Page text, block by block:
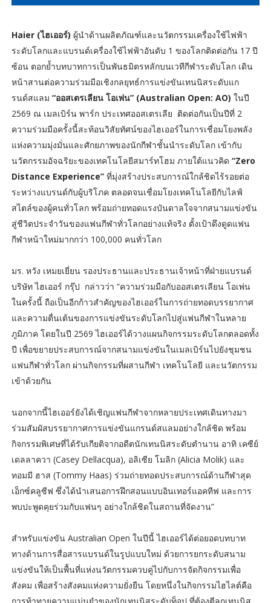
Haier (ไฮเออร์) ผู้นำด้านผลิตภัณฑ์และนวัตกรรมเครื่องใช้ไฟฟ้า
ระดับโลกและแบรนด์เครื่องใช้ไฟฟ้าอันดับ 1 ของโลกติดต่อกัน 17 ปี
ซ้อน ตอกย้ำบทบาทการเป็นพันธมิตรหลักบนเวทีกีฬาระดับโลก เดิน
หน้าสานต่อความร่วมมือเชิงกลยุทธ์การแข่งขันเทนนิสระดับแก
รนด์สแลม “ออสเตรเลียน โอเพ่น” (Australian Open: AO) ในปี
2569 ณ เมลเบิร์น พาร์ก ประเทศออสเตรเลีย ติดต่อกันเป็นปีที่ 2
ความร่วมมือครั้งนี้สะท้อนวิสัยทัศน์ของไฮเออร์ในการเชื่อมโยงพลัง
แห่งความมุ่งมั่นและศักยภาพของนักกีฬาชั้นนำระดับโลก เข้ากับ
นวัตกรรมอัจฉริยะของเทคโนโลยีสมาร์ทโฮม ภายใต้แนวคิด “Zero
Distance Experience”ที่มุ่งสร้างประสบการณ์ใกล้ชิดไร้รอยต่อ
ระหว่างแบรนด์กับผู้บริโภค ตลอดจนเชื่อมโยงเทคโนโลยีกับไลฟ์
สไตล์ของผู้คนทั่วโลก พร้อมถ่ายทอดแรงบันดาลใจจากสนามแข่งขัน
สู่ชีวิตประจำวันของแฟนกีฬาทั่วโลกอย่างแท้จริง ตั้งเป้าดึงดูดแฟน
กีฬาหน้าใหม่มากกว่า 100,000 คนทั่วโลก
มร. หวัง เหมยเยี่ยน รองประธานและประธานเจ้าหน้าที่ฝ่ายแบรนด์
บริษัท ไฮเออร์ กรุ๊ป กล่าวว่า “ความร่วมมือกับออสเตรเลียน โอเพ่น
ในครั้งนี้ ถือเป็นอีกก้าวสำคัญของไฮเออร์ในการถ่ายทอดบรรยากาศ
และความตื่นเต้นของการแข่งขันระดับโลกไปสู่แฟนกีฬาในหลาย
ภูมิภาค โดยในปี 2569 ไฮเออร์ได้วางแผนกิจกรรมระดับโลกตลอดทั้ง
ปี เพื่อขยายประสบการณ์จากสนามแข่งขันในเมลเบิร์นไปยังชุมชน
แฟนกีฬาทั่วโลก ผ่านกิจกรรมที่ผสานกีฬา เทคโนโลยี และนวัตกรรม
เข้าด้วยกัน
นอกจากนี้ไฮเออร์ยังได้เชิญแฟนกีฬาจากหลายประเทศเดินทางมา
ร่วมสัมผัสบรรยากาศการแข่งขันแกรนด์สแลมอย่างใกล้ชิด พร้อม
กิจกรรมพิเศษที่ได้รับเกียติจากอดีตนักเทนนิสระดับตำนาน อาทิ เคซีย์
เดลลาควา (Casey Dellacqua), อลิเซีย โมลิก (Alicia Molik) และ
ทอมมี ฮาส (Tommy Haas) ร่วมถ่ายทอดประสบการณ์ด้านกีฬาสุด
เอ็กซ์คลูซีฟ ซึ่งได้นำเสนอการฝึกสอนแบบอินเทอร์แอคทีฟ และการ
พบปะพูดคุยร่วมกับแฟนๆ อย่างใกล้ชิดในสถานที่จัดงาน”
สำหรับแข่งขัน Australian Open ในปีนี้ ไฮเออร์ได้ต่อยอดบทบาท
ทางด้านการสื่อสารแบรนด์ในรูปแบบใหม่ ด้วยการยกระดับสนาม
แข่งขันให้เป็นพื้นที่แห่งนวัตกรรมควบคู่ไปกับการจัดกิจกรรมเพื่อ
สังคม เพื่อสร้างสังคมแห่งความยั่งยืน โดยหนึ่งในกิจกรรมไฮไลต์คือ